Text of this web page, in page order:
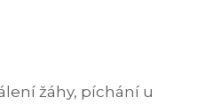
žáhy, píchání u